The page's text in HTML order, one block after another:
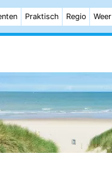
Praktisch Regio Weer